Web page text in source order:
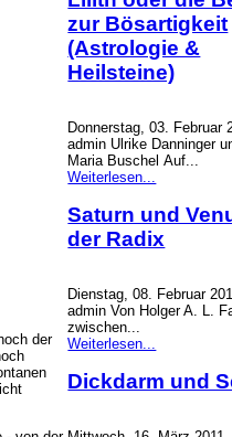
der
zur Bösartigkeit
(Astrologie &
Heilsteine)
Donnerstag, 03. Februar
admin Ulrike Danninger
Maria Buschel Auf...
Weiterlesen...
Saturn und
der Radix
Dienstag, 08. Februar
admin Von Holger A. L.
zwischen...
Weiterlesen...
Dickdarm und